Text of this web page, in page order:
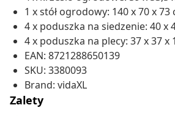
1 x stół ogrodowy: 140 x 70 x 73
4 x poduszka na siedzenie: 40 x
4 x poduszka na plecy: 37 x 37 x
EAN: 8721288650139
SKU: 3380093
Brand: vidaXL
Zalety